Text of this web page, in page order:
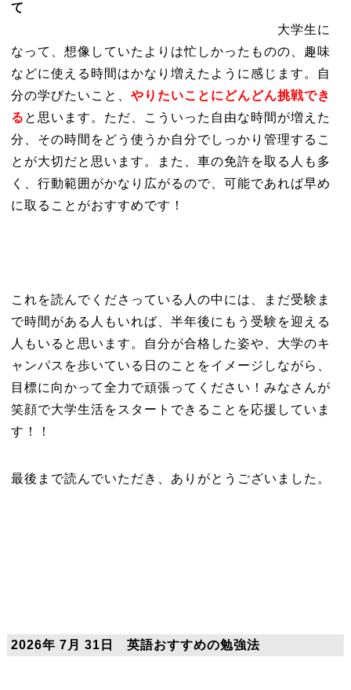
て
大学生に
なって、想像していたよりは忙しかったものの、趣味
などに使える時間はかなり増えたように感じます。自
分の学びたいこと、 やりたいことにどんどん挑戦でき
る と思います。ただ、こういった自由な時間が増えた
分、その時間をどう使うか自分でしっかり管理するこ
とが大切だと思います。また、車の免許を取る人も多
く、行動範囲がかなり広がるので、可能であれば早め
に取ることがおすすめです！
これを読んでくださっている人の中には、まだ受験ま
で時間がある人もいれば、半年後にもう受験を迎える
人もいると思います。自分が合格した姿や、大学のキ
ャンパスを歩いている日のことをイメージしながら、
目標に向かって全力で頑張ってください！みなさんが
笑顔で大学生活をスタートできることを応援していま
す！！
最後まで読んでいただき、ありがとうございました。
2026年 7月 31日 英語おすすめの勉強法